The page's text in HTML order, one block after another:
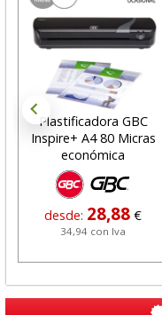
Plastificadora GBC
Inspire+ A4 80 Micras
económica
desde: 28,88 €
34,94 con Iva